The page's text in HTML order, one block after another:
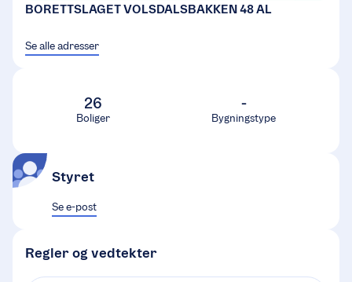
BORETTSLAGET VOLSDALSBAKKEN 48 AL
Se alle adresser
26
Boliger
-
Bygningstype
Styret
Se e-post
Regler og vedtekter